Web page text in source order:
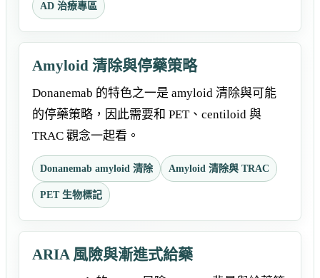
AD 治療專區
Amyloid 清除與停藥策略
Donanemab 的特色之一是 amyloid 清除與可能
的停藥策略，因此需要和 PET、centiloid 與
TRAC 觀念一起看。
Donanemab amyloid 清除 Amyloid 清除與 TRAC
PET 生物標記
ARIA 風險與漸進式給藥